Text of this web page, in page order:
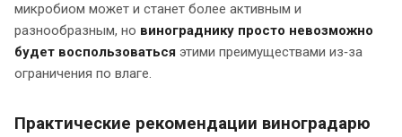
микробиом может и станет более активным и
разнообразным, но винограднику просто невозможно
будет воспользоваться этими преимуществами из‑за
ограничения по влаге.
Практические рекомендации виноградарю